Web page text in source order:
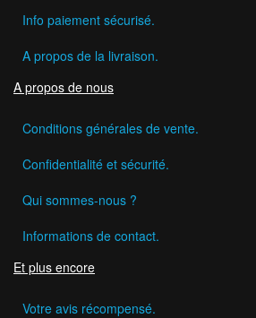
Info paiement sécurisé.
A propos de la livraison.
A propos de nous
Conditions générales de vente.
Confidentialité et sécurité.
Qui sommes-nous ?
Informations de contact.
Et plus encore
Votre avis récompensé.